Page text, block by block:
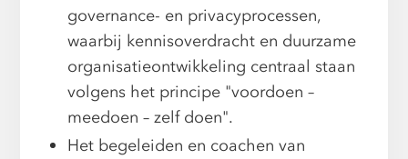
governance- en privacyprocessen,
waarbij kennisoverdracht en duurzame
organisatieontwikkeling centraal staan
volgens het principe "voordoen –
meedoen – zelf doen".
Het begeleiden en coachen van